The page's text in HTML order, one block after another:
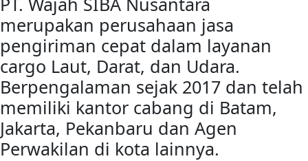
merupakan perusahaan jasa
pengiriman cepat dalam layanan
cargo Laut, Darat, dan Udara.
Berpengalaman sejak 2017 dan telah
memiliki kantor cabang di Batam,
Jakarta, Pekanbaru dan Agen
Perwakilan di kota lainnya.